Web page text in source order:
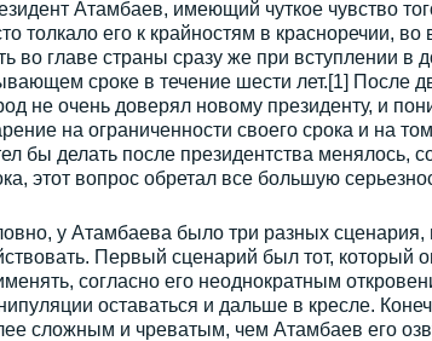
Атамбаев, имеющий чуткое чувство
толкало его к крайностям в красноречии,
во главе страны сразу же при вступлении в
сроке в течение шести лет.[1] После
не очень доверял новому президенту, и
на ограниченности своего срока и на
бы делать после президентства менялось,
этот вопрос обретал все большую
у Атамбаева было три разных сценария,
Первый сценарий был тот, который
согласно его неоднократным
оставаться и дальше в кресле.
сложным и чреватым, чем Атамбаев его